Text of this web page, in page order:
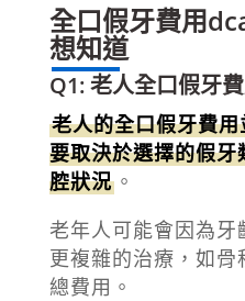
全口假牙費用
想知道
Q1: 老人全口假牙
老人的全口假牙費
要取決於選擇的假
腔狀況。
老年人可能會因為
更複雜的治療，如
總費用。